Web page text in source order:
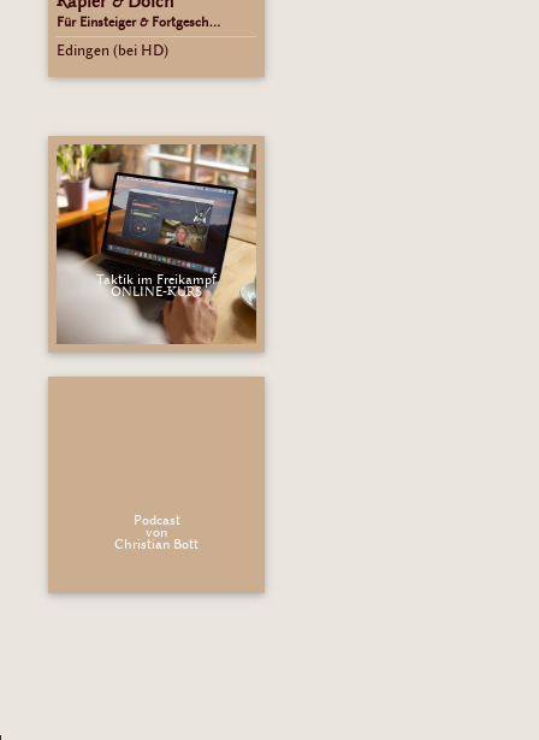
Für Einsteiger & Fortgesch...
Edingen (bei HD)
Taktik im Freikampf
ONLINE-KURS
Podcast
von
Christian Bott